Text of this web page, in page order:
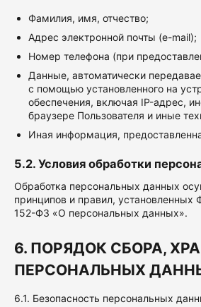
Фамилия, имя, отчество;
Адрес электронной почты (e-mail);
Номер телефона (при
Данные, автоматически
с помощью установленного на
обеспечения, включая IP-адрес,
браузере Пользователя и иные
Иная информация,
5.2. Условия обработки
Обработка персональных данных
принципов и правил,
152-ФЗ «О персональных данных».
6. ПОРЯДОК СБОРА,
ПЕРСОНАЛЬНЫХ
6.1. Безопасность персональных